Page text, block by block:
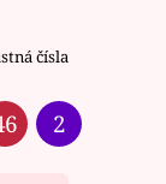
čísla
2